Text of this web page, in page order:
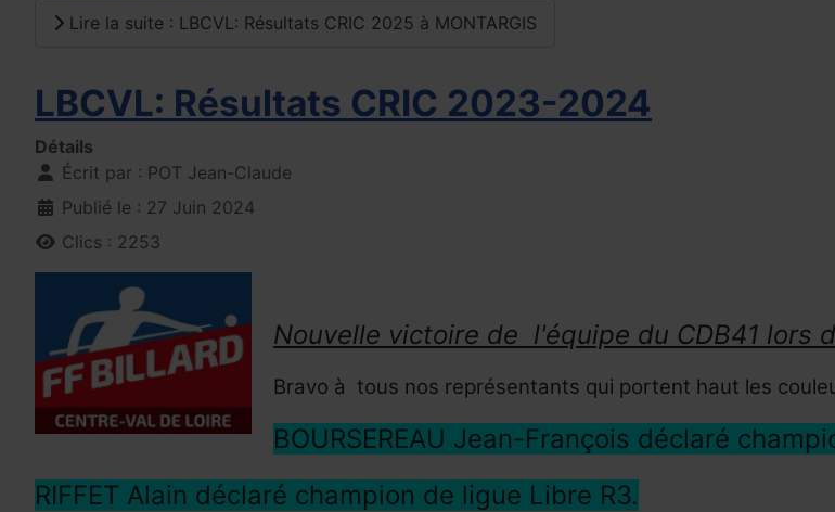
Lire la suite : LBCVL: Résultats CRIC 2025 à MONTARGIS
LBCVL: Résultats CRIC 2023-2024
Détails
Écrit par : POT Jean-Claude
Publié le : 27 Juin 2024
Clics : 2253
Nouvelle victoire de l'équipe du CDB41 lors
Bravo à tous nos représentants qui portent haut les
BOURSEREAU Jean-François déclaré
RIFFET Alain déclaré champion de ligue Libre R3.